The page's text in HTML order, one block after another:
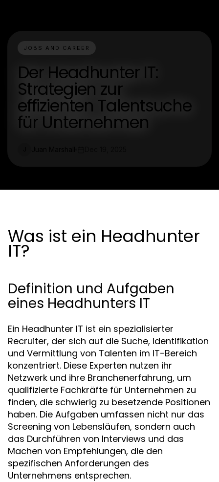
JOBS AND CAREER
Der Headhunter IT:
Strategien zur
effizienten Talentsuche
für Unternehmen
Was ist ein Headhunter
IT?
Definition und Aufgaben
eines Headhunters IT
Ein Headhunter IT ist ein spezialisierter
Recruiter, der sich auf die Suche, Identifikation
und Vermittlung von Talenten im IT-Bereich
konzentriert. Diese Experten nutzen ihr
Netzwerk und ihre Branchenerfahrung, um
qualifizierte Fachkräfte für Unternehmen zu
finden, die schwierig zu besetzende Positionen
haben. Die Aufgaben umfassen nicht nur das
Screening von Lebensläufen, sondern auch
das Durchführen von Interviews und das
Machen von Empfehlungen, die den
spezifischen Anforderungen des
Unternehmens entsprechen.